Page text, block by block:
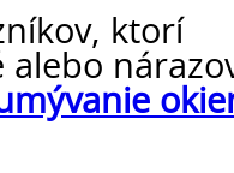
ktorí